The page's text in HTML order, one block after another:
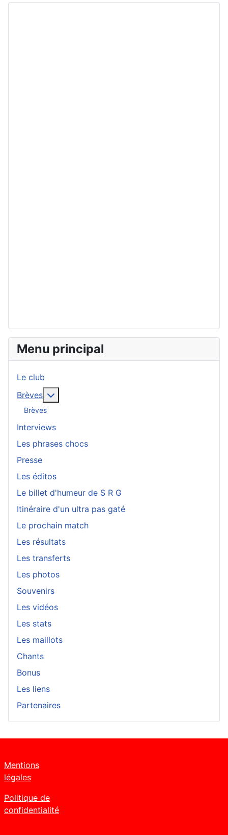
Menu principal
Le club
Brèves
Brèves
Interviews
Les phrases chocs
Presse
Les éditos
Le billet d'humeur de S R G
Itinéraire d'un ultra pas gaté
Le prochain match
Les résultats
Les transferts
Les photos
Souvenirs
Les vidéos
Les stats
Les maillots
Chants
Bonus
Les liens
Partenaires
Mentions
légales
Politique de
confidentialité